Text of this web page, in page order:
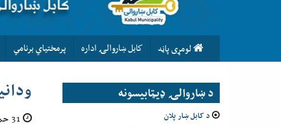
لومړى پاڼه كابل ښاروالۍ اداره پرمختیاي برنامي
د ښاروالۍ ډيټابيسونه
د کابل ښار پلان